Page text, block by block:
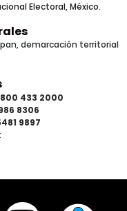
Electoral, México.
demarcación territorial
800 433 2000
8306
9897